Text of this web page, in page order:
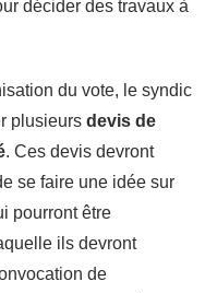
décider des travaux à
du vote, le syndic
plusieurs devis de
. Ces devis devront
se faire une idée sur
pourront être
ils devront
de